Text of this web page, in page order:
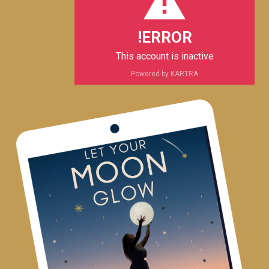
m
ERROR!
This account is inactive
Powered by KARTRA